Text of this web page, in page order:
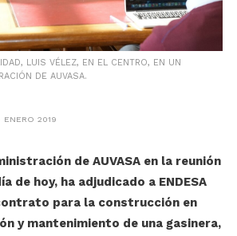
LUIS VÉLEZ, EN EL CENTRO, EN UN
DE AUVASA.
ENERO 2019
de AUVASA en la reunión
de hoy, ha adjudicado a ENDESA
para la construcción en
y mantenimiento de una gasinera,